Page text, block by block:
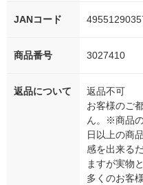
JANコード
商品番号 3027410
返品について
返品不可
お客様のご
ん。※商品
日以上の商
感を出来る
ますが実物
多くのお客